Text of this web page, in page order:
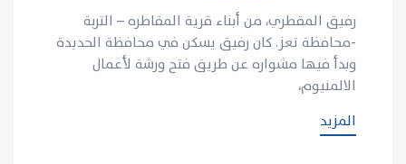
رفيق المقطري، من أبناء قرية المقاطره – التربة
-محافظة تعز. كان رفيق يسكن في محافظة الحديدة
وبدأ فيها مشواره عن طريق فتح ورشة لأعمال
الالمنيوم،
المزيد